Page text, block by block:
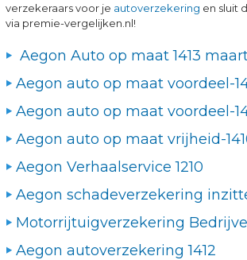
verzekeraars voor je autoverzekering en sluit
via premie-vergelijken.nl!
Aegon Auto op maat 1413
Aegon auto op maat voordeel-
Aegon auto op maat voordeel-
Aegon auto op maat vrijheid-
Aegon Verhaalservice 1210
Aegon schadeverzekering
Motorrijtuigverzekering
Aegon autoverzekering 1412